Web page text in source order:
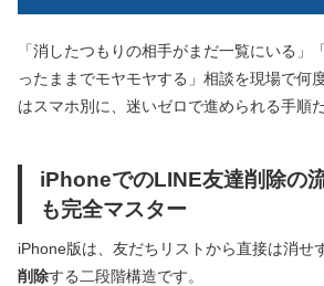
「消したつもりの相手がまだ一覧にいる」
ったままでモヤモヤする」相談を現場で何
はスマホ別に、迷いゼロで進められる手順
iPhoneでのLINE友達削除の
も完全マスター
iPhone版は、友だちリストから直接は消せず
削除する二段階構造です。